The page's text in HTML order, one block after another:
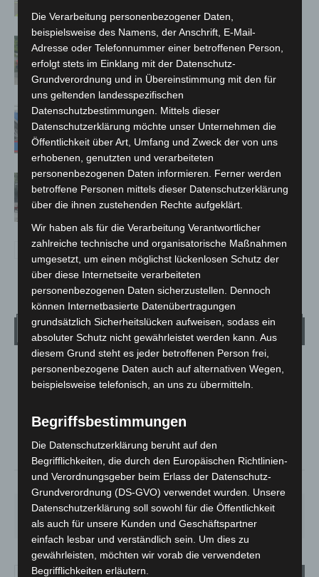
Region Hannover: 21 neue
Notfallsanitäter starten beim Roten
Kreuz
Mann läuft mit Hockeyschläger über
A7 – Polizei sucht Zeugen
Gasleitung bei McDonald’s-Umbau in
Langenhagen beschädigt
Wetter
LANGENHAGEN
Mäßig Bewölkt
12°C
93% 1.8m/s 38%
SA.
27°
SO.
34°
MO.
27°
DI.
23°
MI.
Die Verarbeitung personenbezogener Daten,
beispielsweise des Namens, der Anschrift, E-Mail-
Adresse oder Telefonnummer einer betroffenen Person,
erfolgt stets im Einklang mit der Datenschutz-
Grundverordnung und in Übereinstimmung mit den für
uns geltenden landesspezifischen
Datenschutzbestimmungen. Mittels dieser
Datenschutzerklärung möchte unser Unternehmen die
Öffentlichkeit über Art, Umfang und Zweck der von uns
erhobenen, genutzten und verarbeiteten
personenbezogenen Daten informieren. Ferner werden
betroffene Personen mittels dieser Datenschutzerklärung
über die ihnen zustehenden Rechte aufgeklärt.
Wir haben als für die Verarbeitung Verantwortlicher
zahlreiche technische und organisatorische Maßnahmen
umgesetzt, um einen möglichst lückenlosen Schutz der
über diese Internetseite verarbeiteten
personenbezogenen Daten sicherzustellen. Dennoch
können Internetbasierte Datenübertragungen
grundsätzlich Sicherheitslücken aufweisen, sodass ein
absoluter Schutz nicht gewährleistet werden kann. Aus
diesem Grund steht es jeder betroffenen Person frei,
personenbezogene Daten auch auf alternativen Wegen,
beispielsweise telefonisch, an uns zu übermitteln.
Begriffsbestimmungen
Die Datenschutzerklärung beruht auf den
Begrifflichkeiten, die durch den Europäischen Richtlinien-
und Verordnungsgeber beim Erlass der Datenschutz-
Grundverordnung (DS-GVO) verwendet wurden. Unsere
Datenschutzerklärung soll sowohl für die Öffentlichkeit
als auch für unsere Kunden und Geschäftspartner
einfach lesbar und verständlich sein. Um dies zu
gewährleisten, möchten wir vorab die verwendeten
Begrifflichkeiten erläutern.